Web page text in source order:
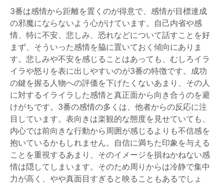
3番は感情から距離を置くのが得意で、感情が目標達成
の邪魔にならないよう心がけています。自己内省や感
情、特に不安、悲しみ、恐れなどについて話すことを好
まず、そういった感情を脇に置いておく傾向にありま
す。悲しみや不安を感じることはあっても、むしろイラ
イラや怒りを表に出しやすいのが3番の特徴です。成功
の鍵を握る人物への評価を下げたくないあまり、その人
に対するイライラした感情と真正面から向き合うのを避
けがちです。3番の感情の多くは、他者からの反応に注
目しています。表向きは楽観的な態度を見せていても、
内心では前向きな行動から周囲が感じるよりも不信感を
抱いているかもしれません。自信に満ちた印象を与える
ことを重視するあまり、そのイメージを損ねかねない感
情は隠してしまいます。そのため周りからは冷静で集中
力が高く、やや真面目すぎると映ることもあるでしょ